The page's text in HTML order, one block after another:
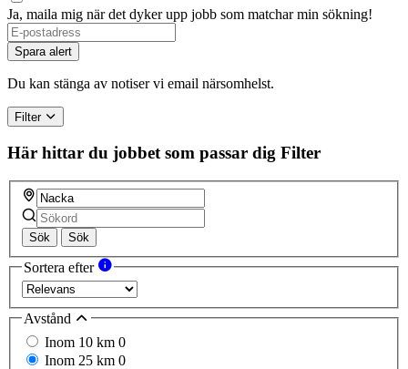
Ja, maila mig när det dyker upp jobb som matchar min sökning!
Spara alert
Du kan stänga av notiser vi email närsomhelst.
Filter
Här hittar du jobbet som passar dig Filter
Sök Sök
Sortera efter
Avstånd
Inom 10 km 0
Inom 25 km 0